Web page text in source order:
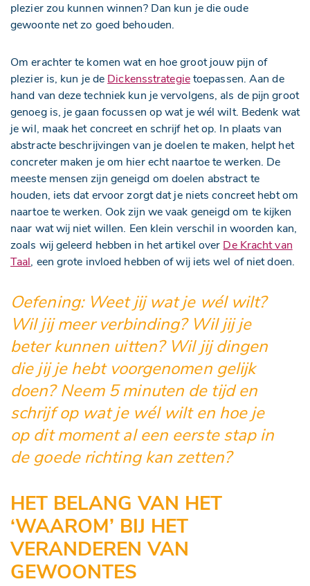
plezier zou kunnen winnen? Dan kun je die oude
gewoonte net zo goed behouden.
Om erachter te komen wat en hoe groot jouw pijn of
plezier is, kun je de Dickensstrategietoepassen. Aan de
hand van deze techniek kun je vervolgens, als de pijn groot
genoeg is, je gaan focussen op wat je wél wilt. Bedenk wat
je wil, maak het concreet en schrijf het op. In plaats van
abstracte beschrijvingen van je doelen te maken, helpt het
concreter maken je om hier echt naartoe te werken. De
meeste mensen zijn geneigd om doelen abstract te
houden, iets dat ervoor zorgt dat je niets concreet hebt om
naartoe te werken. Ook zijn we vaak geneigd om te kijken
naar wat wij niet willen. Een klein verschil in woorden kan,
zoals wij geleerd hebben in het artikel over De Kracht van
Taal, een grote invloed hebben of wij iets wel of niet doen.
Oefening: Weet jij wat je wél wilt?
Wil jij meer verbinding? Wil jij je
beter kunnen uitten? Wil jij dingen
die jij je hebt voorgenomen gelijk
doen? Neem 5 minuten de tijd en
schrijf op wat je wél wilt en hoe je
op dit moment al een eerste stap in
de goede richting kan zetten?
HET BELANG VAN HET
‘WAAROM’ BIJ HET
VERANDEREN VAN
GEWOONTES